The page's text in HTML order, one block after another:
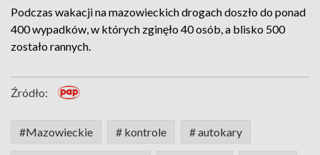
Podczas wakacji na mazowieckich drogach doszło do ponad
400 wypadków, w których zginęło 40 osób, a blisko 500
zostało rannych.
Źródło:
#Mazowieckie # kontrole # autokary